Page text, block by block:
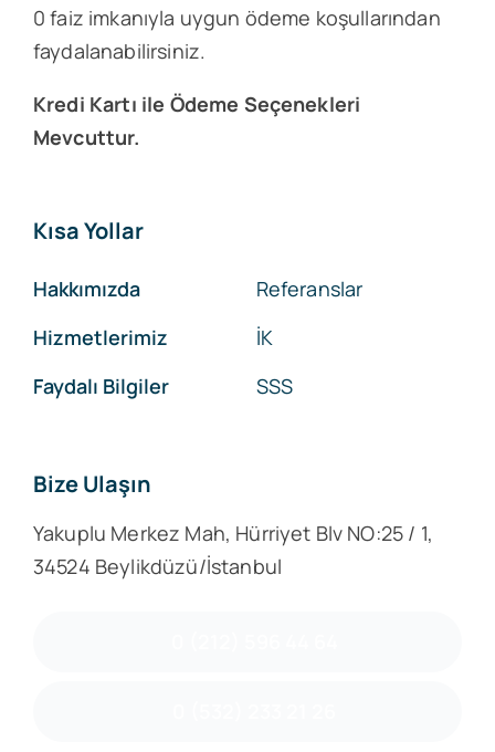
0 faiz imkanıyla uygun ödeme koşullarından
faydalanabilirsiniz.
Kredi Kartı ile Ödeme Seçenekleri
Mevcuttur.
Kısa Yollar
Hakkımızda
Hizmetlerimiz
Faydalı Bilgiler
Referanslar
İK
SSS
Bize Ulaşın
Yakuplu Merkez Mah, Hürriyet Blv NO:25 / 1,
34524 Beylikdüzü/İstanbul